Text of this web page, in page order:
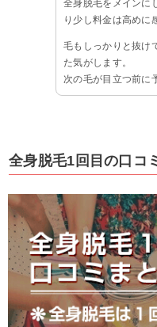
全身脱毛をメインに
り少し料金は高めに
毛もしっかりと抜け
た気がします。
次の毛が目立つ前に
全身脱毛1回目の口コ